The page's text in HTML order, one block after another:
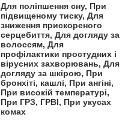
Для поліпшення сну, При
підвищеному тиску, Для
зниження прискореного
серцебиття, Для догляду за
волоссям, Для
профілактики простудних і
вірусних захворювань, Для
догляду за шкірою, При
бронхіті, кашлі, При ангіні,
При високій температурі,
При ГРЗ, ГРВІ, При укусах
комах